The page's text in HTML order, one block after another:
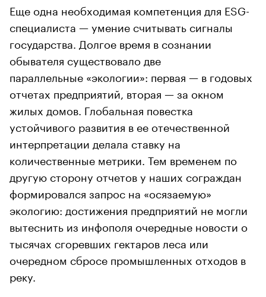
Еще одна необходимая компетенция для ESG-
специалиста — умение считывать сигналы
государства. Долгое время в сознании
обывателя существовало две
параллельные «экологии»: первая — в годовых
отчетах предприятий, вторая — за окном
жилых домов. Глобальная повестка
устойчивого развития в ее отечественной
интерпретации делала ставку на
количественные метрики. Тем временем по
другую сторону отчетов у наших сограждан
формировался запрос на «осязаемую»
экологию: достижения предприятий не могли
вытеснить из инфополя очередные новости о
тысячах сгоревших гектаров леса или
очередном сбросе промышленных отходов в
реку.